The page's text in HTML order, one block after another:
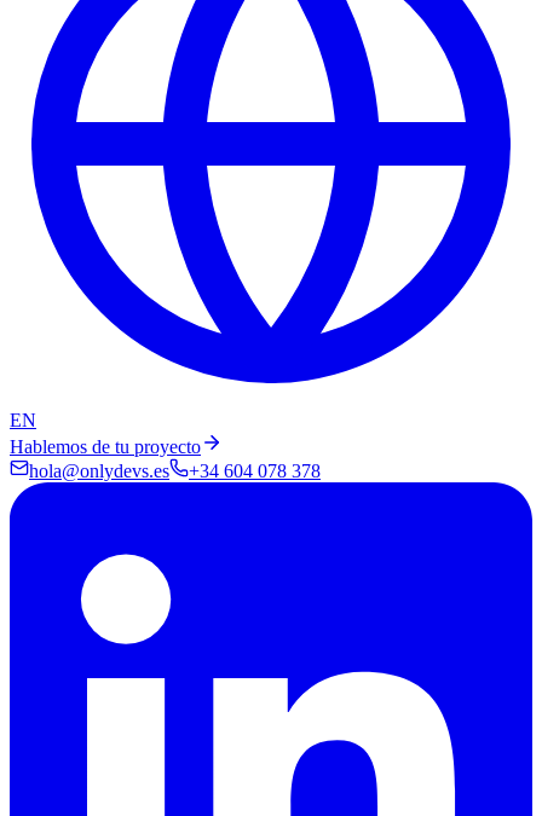
EN
Hablemos de tu proyecto
hola@onlydevs.es
+34 604 078 378